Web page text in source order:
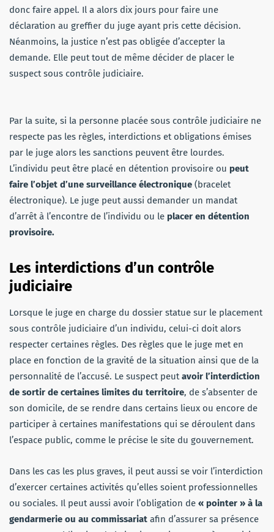
donc faire appel. Il a alors dix jours pour faire une
déclaration au greffier du juge ayant pris cette décision.
Néanmoins, la justice n’est pas obligée d’accepter la
demande. Elle peut tout de même décider de placer le
suspect sous contrôle judiciaire.
Par la suite, si la personne placée sous contrôle judiciaire ne
respecte pas les règles, interdictions et obligations émises
par le juge alors les sanctions peuvent être lourdes.
L’individu peut être placé en détention provisoire ou peut
faire l’objet d’une surveillance électronique (bracelet
électronique). Le juge peut aussi demander un mandat
d’arrêt à l’encontre de l’individu ou le placer en détention
provisoire.
Les interdictions d’un contrôle
judiciaire
Lorsque le juge en charge du dossier statue sur le placement
sous contrôle judiciaire d’un individu, celui-ci doit alors
respecter certaines règles. Des règles que le juge met en
place en fonction de la gravité de la situation ainsi que de la
personnalité de l’accusé. Le suspect peutavoir l’interdiction
de sortir de certaines limites du territoire, de s’absenter de
son domicile, de se rendre dans certains lieux ou encore de
participer à certaines manifestations qui se déroulent dans
l’espace public, comme le précise le site du gouvernement.
Dans les cas les plus graves, il peut aussi se voir l’interdiction
d’exercer certaines activités qu’elles soient professionnelles
ou sociales. Il peut aussi avoir l’obligation de « pointer » à la
gendarmerie ou au commissariat afin d’assurer sa présence